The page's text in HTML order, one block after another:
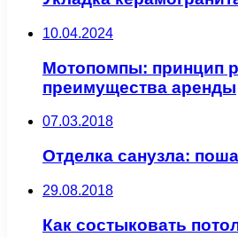
10.04.2024
Мотопомпы: принцип
преимущества аренды
07.03.2018
Отделка санузла:
29.08.2018
Как состыковать